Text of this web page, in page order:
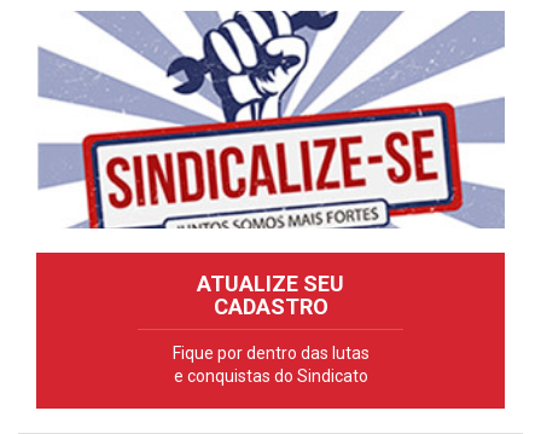
ATUALIZE SEU
CADASTRO
Fique por dentro das lutas
e conquistas do Sindicato